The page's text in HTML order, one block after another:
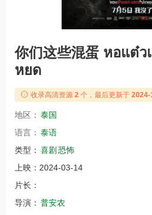
你们这些混蛋 หอแต๋
หยด
收录高清资源 2 个，最后更新于 2024-
地区： 泰国
语言： 泰语
类型： 喜剧 恐怖
上映： 2024-03-14
片长：
导演： 普安农